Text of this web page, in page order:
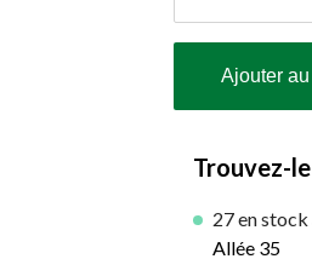
Ajouter
Trouvez-
27 en stock
Allée 35